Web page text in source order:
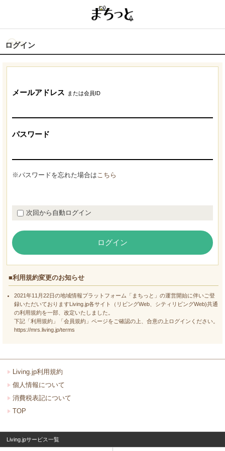
ログイン
メールアドレス または会員ID
パスワード
※パスワードを忘れた場合はこちら
次回から自動ログイン
ログイン
■利用規約変更のお知らせ
2021年11月22日の地域情報プラットフォーム「まちっと」の運営開始に伴いご登
録いただいておりますLiving.jp各サイト（リビングWeb、シティリビングWeb)共通
の利用規約を一部、改定いたしました。
下記「利用規約」「会員規約」ページをご確認の上、合意の上ログインください。
https://mrs.living.jp/terms
Living.jp利用規約
個人情報について
消費税表記について
TOP
Living.jpサービス一覧